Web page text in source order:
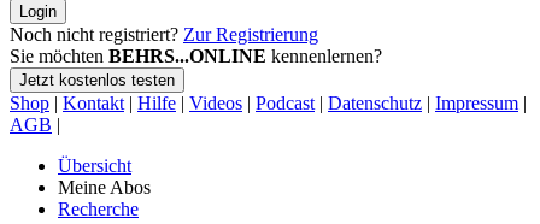
Login
Noch nicht registriert? Zur Registrierung
Sie möchten BEHRS...ONLINE kennenlernen?
Jetzt kostenlos testen
Shop | Kontakt | Hilfe | Videos | Podcast | Datenschutz | Impressum |
AGB |
Übersicht
Meine Abos
Recherche